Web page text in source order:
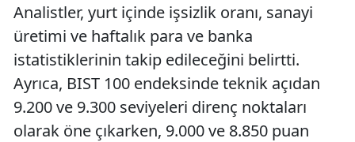
Analistler, yurt içinde işsizlik oranı, sanayi
üretimi ve haftalık para ve banka
istatistiklerinin takip edileceğini belirtti.
Ayrıca, BIST 100 endeksinde teknik açıdan
9.200 ve 9.300 seviyeleri direnç noktaları
olarak öne çıkarken, 9.000 ve 8.850 puan